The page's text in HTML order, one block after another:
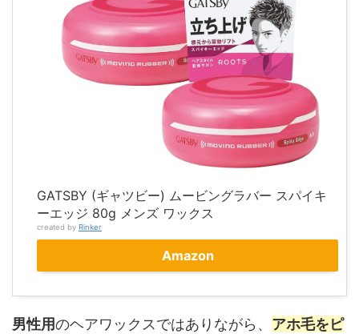
GATSBY (ギャツビー) ムービングラバー スパイキ
ーエッジ 80g メンズ ワックス
created by Rinker
Amazon
男性用のヘアワックスではありながら、 アホ毛をピ